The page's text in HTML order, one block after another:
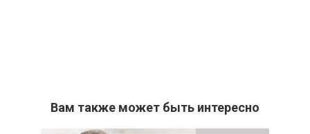
Вам также может быть интересно